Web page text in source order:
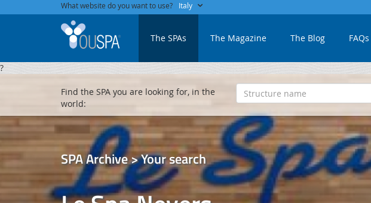
What website do you want to use? Italy
The SPAs The Magazine The Blog FAQs
?
SPA Archive > Your search
Find the SPA you are looking for, in the
world: